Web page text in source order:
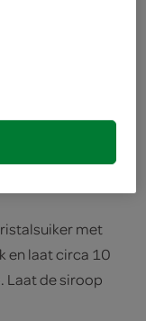
tot sap in de
met
en laat circa 10
Laat de siroop